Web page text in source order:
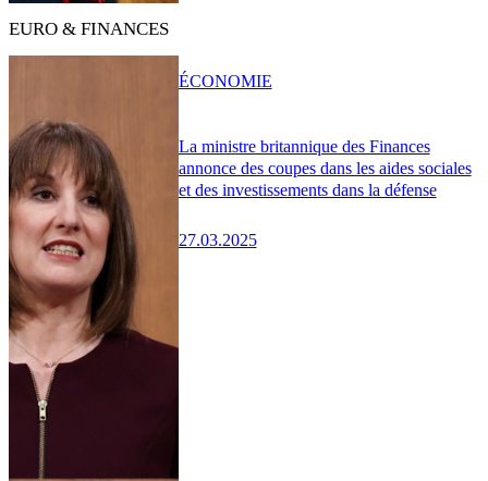
EURO & FINANCES
La ministre britannique des Finances
annonce des coupes dans les aides sociales
et des investissements dans la défense
27.03.2025
ÉCONOMIE